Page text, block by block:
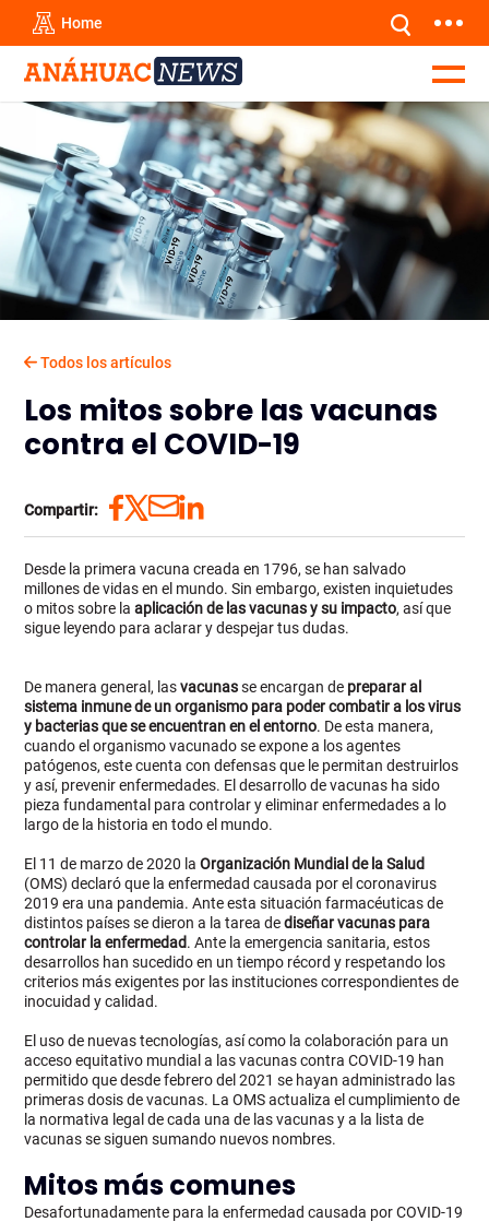
Home
Todos los artículos
Los mitos sobre las vacunas
contra el COVID-19
Compartir:
Desde la primera vacuna creada en 1796, se han salvado
millones de vidas en el mundo. Sin embargo, existen inquietudes
o mitos sobre laaplicación de las vacunas y su impacto, así que
sigue leyendo para aclarar y despejar tus dudas.
De manera general, lasvacunasse encargan de preparar al
sistema inmune de un organismo para poder combatir a los virus
y bacterias que se encuentran en el entorno. De esta manera,
cuando el organismo vacunado se expone a los agentes
patógenos, este cuenta con defensas que le permitan destruirlos
y así, prevenir enfermedades. El desarrollo de vacunas ha sido
pieza fundamental para controlar y eliminar enfermedades a lo
largo de la historia en todo el mundo.
El 11 de marzo de 2020 laOrganización Mundial de la Salud
(OMS) declaró que la enfermedad causada por el coronavirus
2019 era una pandemia. Ante esta situación farmacéuticas de
distintos países se dieron a la tarea dediseñar vacunas para
controlar la enfermedad. Ante la emergencia sanitaria, estos
desarrollos han sucedido en un tiempo récord y respetando los
criterios más exigentes por las instituciones correspondientes de
inocuidad y calidad.
El uso de nuevas tecnologías, así como la colaboración para un
acceso equitativo mundial a las vacunas contra COVID-19 han
permitido que desde febrero del 2021 se hayan administrado las
primeras dosis de vacunas. La OMS actualiza el cumplimiento de
la normativa legal de cada una de las vacunas y a la lista de
vacunas se siguen sumando nuevos nombres.
Mitos más comunes
Desafortunadamente para la enfermedad causada por COVID-19